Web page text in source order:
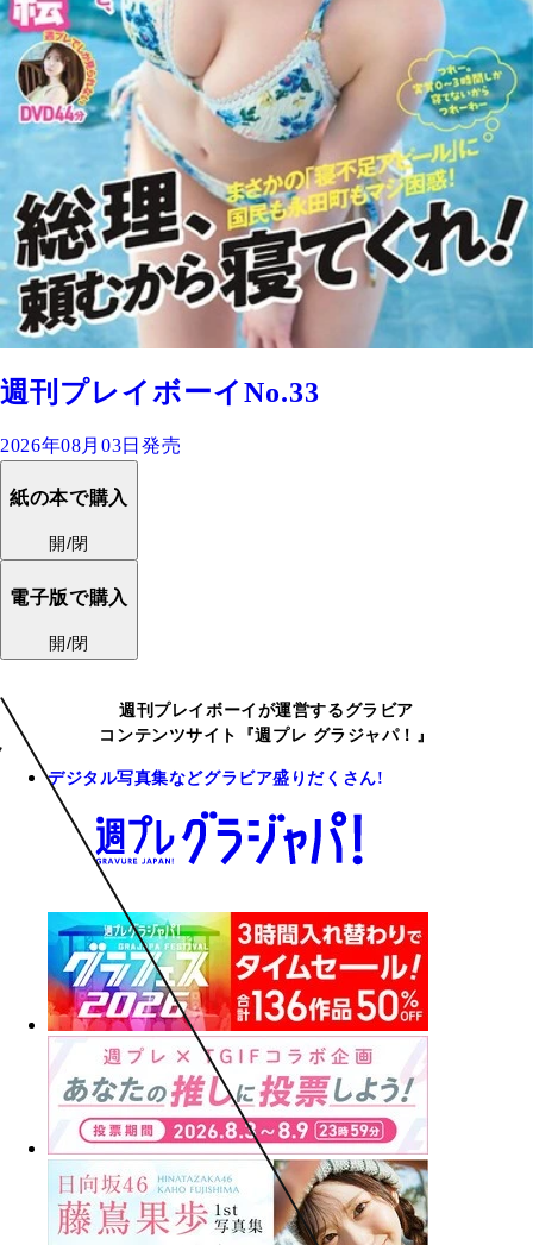
週刊プレイボーイNo.33
2026年08月03日発売
紙の本で購入
開/閉
電子版で購入
開/閉
週刊プレイボーイが運営するグラビア
コンテンツサイト『週プレ グラジャパ！』
デジタル写真集などグラビア盛りだくさん!